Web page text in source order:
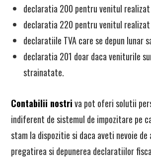
declaratia 200 pentru venitul
declaratia 220 pentru venitul realizat
declaratiile TVA care se depun lunar
declaratia 201 doar daca veniturile
strainatate.
Contabilii nostriva pot oferi solutii
indiferent de sistemul de impozitare pe
stam la dispozitie si daca aveti nevoie
pregatirea si depunerea declaratiilor